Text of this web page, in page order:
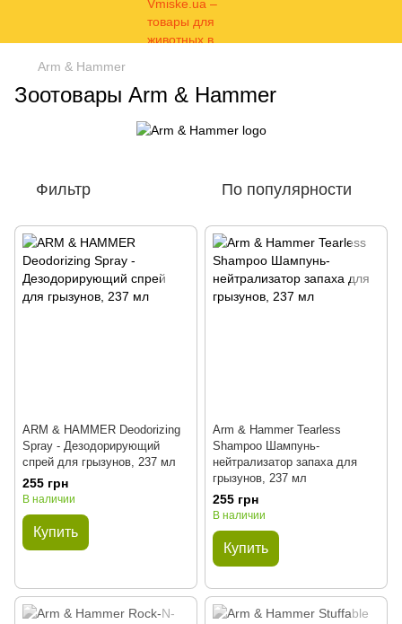
Arm & Hammer
Зоотовары Arm & Hammer
Фильтр По популярности
ARM & HAMMER Deodorizing
Spray - Дезодорирующий
спрей для грызунов, 237 мл
255 грн
В наличии
Купить
Arm & Hammer Tearless
Shampoo Шампунь-
нейтрализатор запаха для
грызунов, 237 мл
255 грн
В наличии
Купить